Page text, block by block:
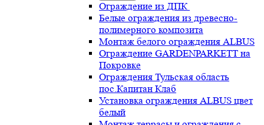
Ограждение из ДПК
Белые ограждения из древесно-
полимерного композита
Монтаж белого ограждения ALBUS
Ограждение GARDENPARKETT на
Покровке
Ограждения Тульская область
пос.Капитан Клаб
Установка ограждения ALBUS цвет
белый